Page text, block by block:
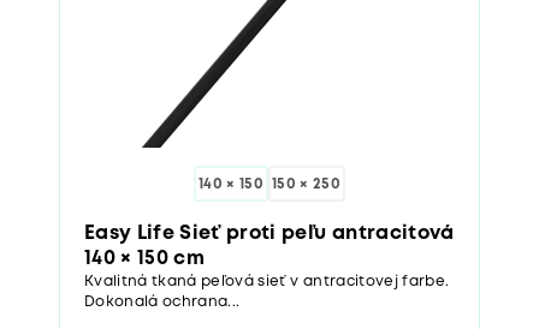
140 × 150 150 × 250
Easy Life Sieť proti peľu antracitová
140 × 150 cm
Kvalitná tkaná peľová sieť v antracitovej farbe.
Dokonalá ochrana...